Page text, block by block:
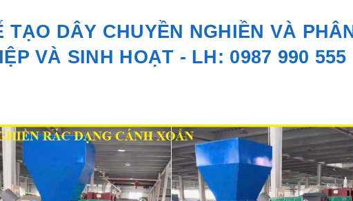
TẠO DÂY CHUYỀN NGHIỀN VÀ
VÀ SINH HOẠT - LH: 0987 990 555